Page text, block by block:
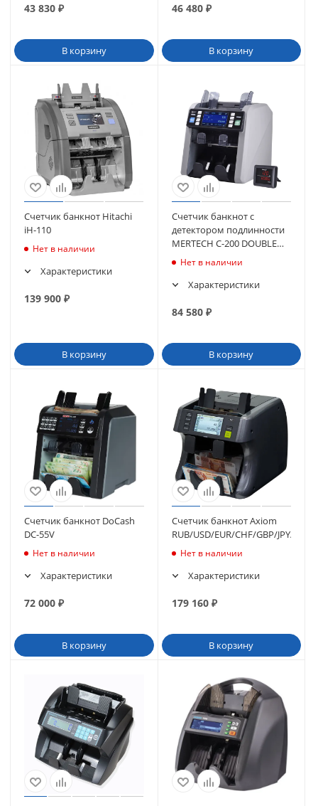
43 830 ₽
В корзину
46 480₽
В корзину
Счетчик банкнот Hitachi
iH-110
Нет в наличии
Характеристики
139 900 ₽
В корзину
Счетчик банкнот с
детектором подлинности
MERTECH C-200 DOUBLE
CIS MG touch screen
Нет в наличии
Характеристики
84 580₽
В корзину
Счетчик банкнот DoCash
DC-55V
Нет в наличии
Характеристики
72 000 ₽
В корзину
Счетчик банкнот Axiom
RUB/USD/EUR/CHF/GBP/JPY/CNY
Нет в наличии
Характеристики
179 160₽
В корзину